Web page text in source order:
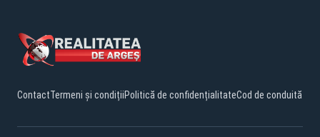
ContactTermeni și condițiiPolitică de confidențialitateCod de conduită